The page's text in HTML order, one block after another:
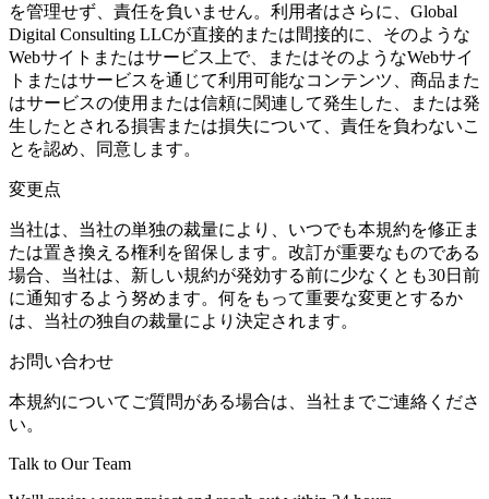
を管理せず、責任を負いません。利用者はさらに、Global
Digital Consulting LLCが直接的または間接的に、そのような
Webサイトまたはサービス上で、またはそのようなWebサイ
トまたはサービスを通じて利用可能なコンテンツ、商品また
はサービスの使用または信頼に関連して発生した、または発
生したとされる損害または損失について、責任を負わないこ
とを認め、同意します。
変更点
当社は、当社の単独の裁量により、いつでも本規約を修正ま
たは置き換える権利を留保します。改訂が重要なものである
場合、当社は、新しい規約が発効する前に少なくとも30日前
に通知するよう努めます。何をもって重要な変更とするか
は、当社の独自の裁量により決定されます。
お問い合わせ
本規約についてご質問がある場合は、当社までご連絡くださ
い。
Talk to Our Team